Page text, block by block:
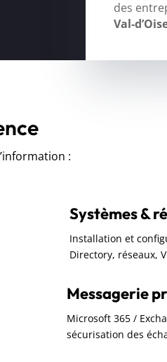
des
Val-
:
Systèmes &
Installation et
Directory, réseaux,
Messagerie
Microsoft 365 /
sécurisation des